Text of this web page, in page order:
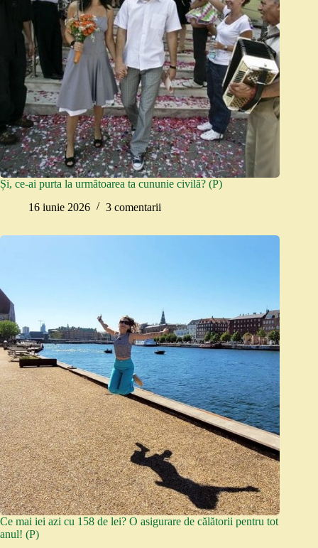
Și, ce-ai purta la următoarea ta cununie civilă? (P)
16 iunie 2026
3 comentarii
Ce mai iei azi cu 158 de lei? O asigurare de călătorii pentru tot
anul! (P)